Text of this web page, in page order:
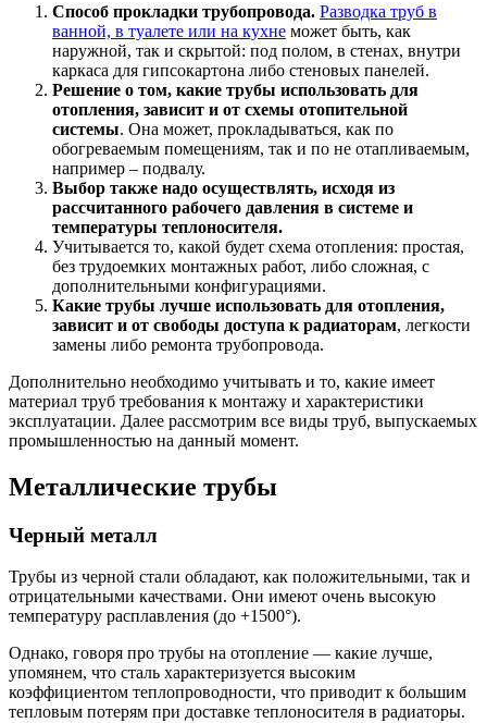
Способ прокладки трубопровода. Разводка труб в
ванной, в туалете или на кухне может быть, как
наружной, так и скрытой: под полом, в стенах, внутри
каркаса для гипсокартона либо стеновых панелей.
Решение о том, какие трубы использовать для
отопления, зависит и от схемы отопительной
системы. Она может, прокладываться, как по
обогреваемым помещениям, так и по не отапливаемым,
например – подвалу.
Выбор также надо осуществлять, исходя из
рассчитанного рабочего давления в системе и
температуры теплоносителя.
Учитывается то, какой будет схема отопления: простая,
без трудоемких монтажных работ, либо сложная, с
дополнительными конфигурациями.
Какие трубы лучше использовать для отопления,
зависит и от свободы доступа к радиаторам, легкости
замены либо ремонта трубопровода.
Дополнительно необходимо учитывать и то, какие имеет
материал труб требования к монтажу и характеристики
эксплуатации. Далее рассмотрим все виды труб, выпускаемых
промышленностью на данный момент.
Металлические трубы
Черный металл
Трубы из черной стали обладают, как положительными, так и
отрицательными качествами. Они имеют очень высокую
температуру расплавления (до +1500°).
Однако, говоря про трубы на отопление — какие лучше,
упомянем, что сталь характеризуется высоким
коэффициентом теплопроводности, что приводит к большим
тепловым потерям при доставке теплоносителя в радиаторы.